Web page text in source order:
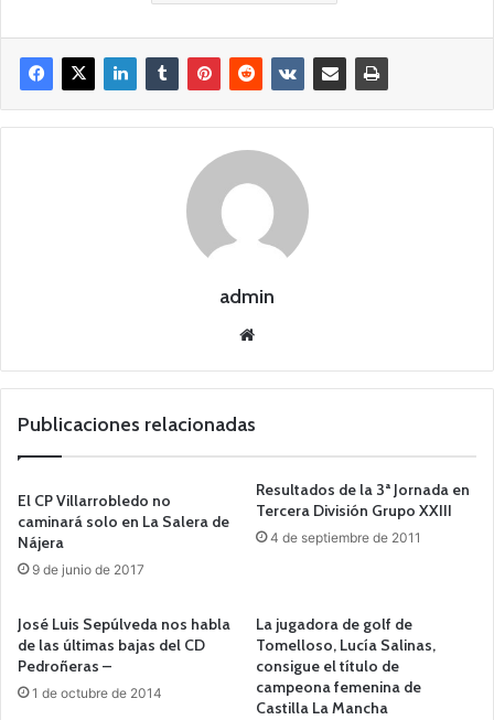
admin
we
Publicaciones relacionadas
El CP Villarrobledo no
caminará solo en La Salera de
Nájera
9 de junio de 2017
Resultados de la 3ª Jornada en
Tercera División Grupo XXIII
4 de septiembre de 2011
José Luis Sepúlveda nos habla
de las últimas bajas del CD
Pedroñeras –
1 de octubre de 2014
La jugadora de golf de
Tomelloso, Lucía Salinas,
consigue el título de
campeona femenina de
Castilla La Mancha